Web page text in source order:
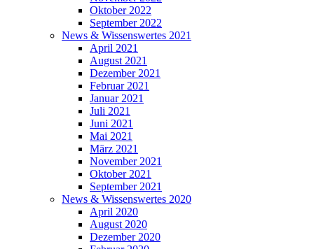
Oktober 2022
September 2022
News & Wissenswertes 2021
April 2021
August 2021
Dezember 2021
Februar 2021
Januar 2021
Juli 2021
Juni 2021
Mai 2021
März 2021
November 2021
Oktober 2021
September 2021
News & Wissenswertes 2020
April 2020
August 2020
Dezember 2020